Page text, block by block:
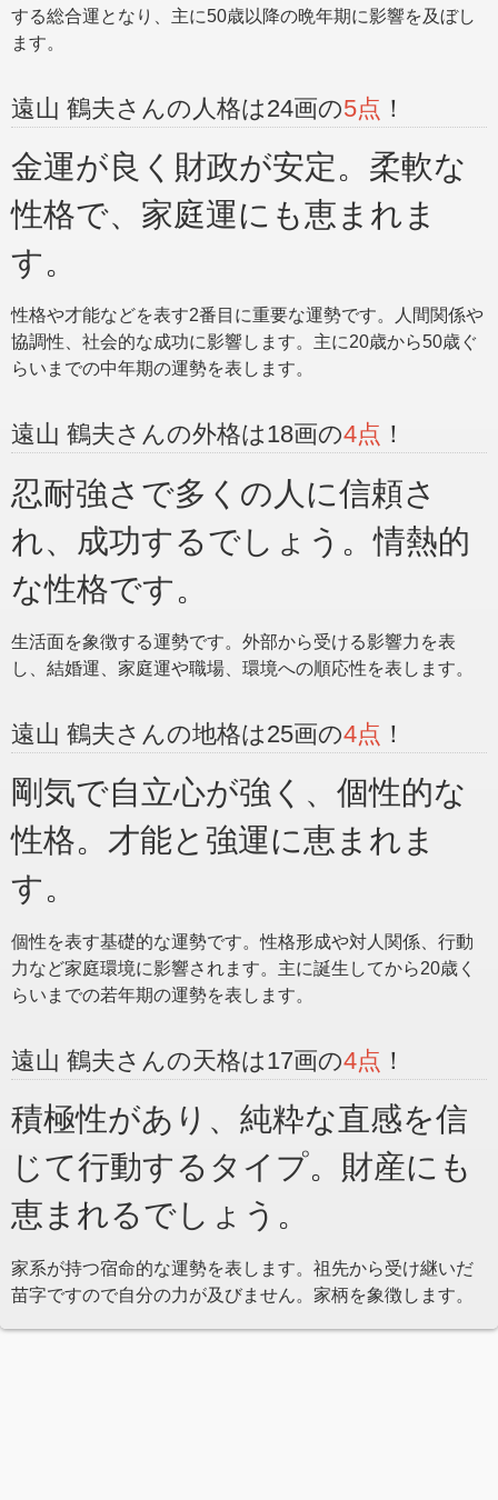
する総合運となり、主に50歳以降の晩年期に影響を及ぼし
ます。
遠山 鶴夫さんの人格は24画の5点 ！
金運が良く財政が安定。柔軟な
性格で、家庭運にも恵まれま
す。
性格や才能などを表す2番目に重要な運勢です。人間関係や
協調性、社会的な成功に影響します。主に20歳から50歳ぐ
らいまでの中年期の運勢を表します。
遠山 鶴夫さんの外格は18画の4点 ！
忍耐強さで多くの人に信頼さ
れ、成功するでしょう。情熱的
な性格です。
生活面を象徴する運勢です。外部から受ける影響力を表
し、結婚運、家庭運や職場、環境への順応性を表します。
遠山 鶴夫さんの地格は25画の4点 ！
剛気で自立心が強く、個性的な
性格。才能と強運に恵まれま
す。
個性を表す基礎的な運勢です。性格形成や対人関係、行動
力など家庭環境に影響されます。主に誕生してから20歳く
らいまでの若年期の運勢を表します。
遠山 鶴夫さんの天格は17画の4点 ！
積極性があり、純粋な直感を信
じて行動するタイプ。財産にも
恵まれるでしょう。
家系が持つ宿命的な運勢を表します。祖先から受け継いだ
苗字ですので自分の力が及びません。家柄を象徴します。